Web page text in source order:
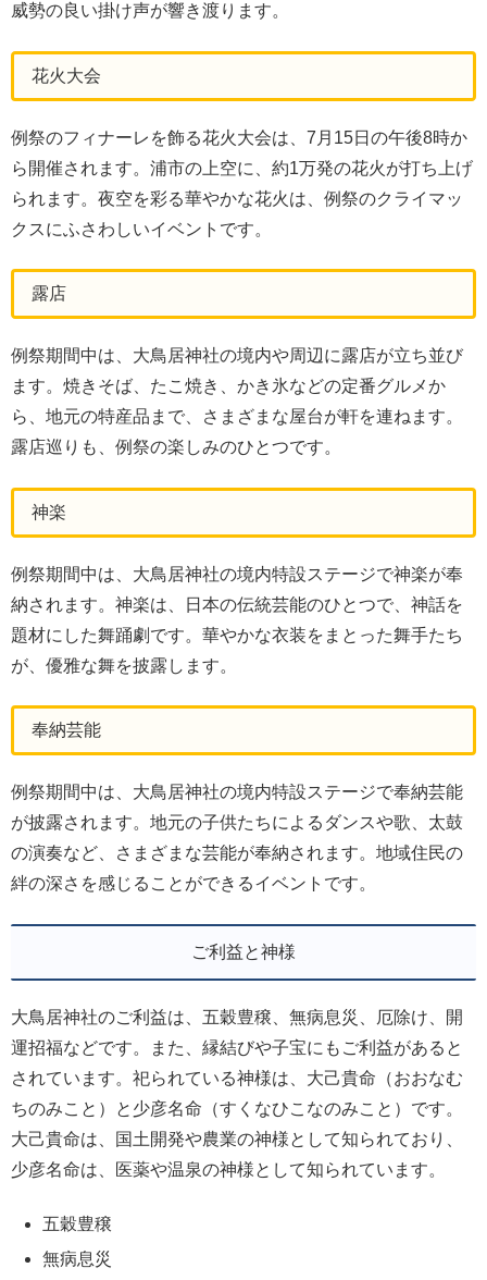
威勢の良い掛け声が響き渡ります。
花火大会
例祭のフィナーレを飾る花火大会は、7月15日の午後8時か
ら開催されます。浦市の上空に、約1万発の花火が打ち上げ
られます。夜空を彩る華やかな花火は、例祭のクライマッ
クスにふさわしいイベントです。
露店
例祭期間中は、大鳥居神社の境内や周辺に露店が立ち並び
ます。焼きそば、たこ焼き、かき氷などの定番グルメか
ら、地元の特産品まで、さまざまな屋台が軒を連ねます。
露店巡りも、例祭の楽しみのひとつです。
神楽
例祭期間中は、大鳥居神社の境内特設ステージで神楽が奉
納されます。神楽は、日本の伝統芸能のひとつで、神話を
題材にした舞踊劇です。華やかな衣装をまとった舞手たち
が、優雅な舞を披露します。
奉納芸能
例祭期間中は、大鳥居神社の境内特設ステージで奉納芸能
が披露されます。地元の子供たちによるダンスや歌、太鼓
の演奏など、さまざまな芸能が奉納されます。地域住民の
絆の深さを感じることができるイベントです。
ご利益と神様
大鳥居神社のご利益は、五穀豊穣、無病息災、厄除け、開
運招福などです。また、縁結びや子宝にもご利益があると
されています。祀られている神様は、大己貴命（おおなむ
ちのみこと）と少彦名命（すくなひこなのみこと）です。
大己貴命は、国土開発や農業の神様として知られており、
少彦名命は、医薬や温泉の神様として知られています。
五穀豊穣
無病息災